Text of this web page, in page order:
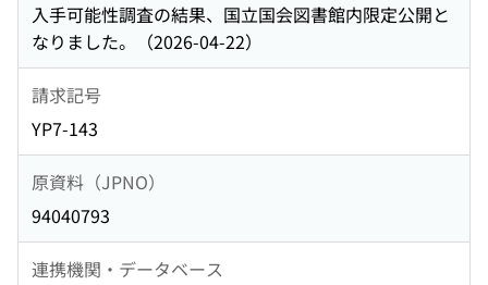
入手可能性調査の結果、国立国会図書館内限定公開と
なりました。（2026-04-22）
請求記号
YP7-143
原資料（JPNO）
94040793
連携機関・データベース